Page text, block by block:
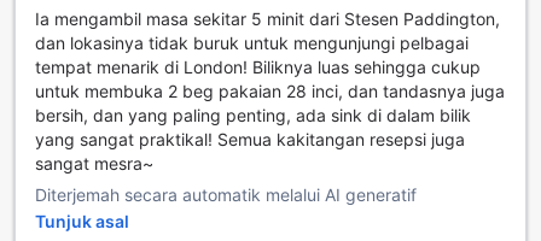
adalah perkhidmatan pemindahan lapangan terbang yang
boleh disusun terlebih dahulu. Dengan pilihan untuk
mengambil dan menghantar tetamu ke lapangan terbang
utama seperti Heathrow dan Gatwick, anda boleh
menikmati perjalanan tanpa tekanan, membolehkan anda
memulakan atau mengakhiri pengembaraan anda dengan
tenang.
Di samping itu, lokasi strategik hotel ini memudahkan akses
ke pelbagai pilihan pengangkutan awam. Stesen kereta api
bawah tanah dan bas terletak berdekatan, membolehkan
Ia mengambil masa sekitar 5 minit dari Stesen Paddington,
dan lokasinya tidak buruk untuk mengunjungi pelbagai
tempat menarik di London! Biliknya luas sehingga cukup
untuk membuka 2 beg pakaian 28 inci, dan tandasnya juga
bersih, dan yang paling penting, ada sink di dalam bilik
yang sangat praktikal! Semua kakitangan resepsi juga
sangat mesra~
Diterjemah secara automatik melalui AI generatif
Tunjuk asal